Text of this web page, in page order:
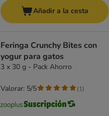
Añadir a la cesta
Feringa Crunchy Bites con
yogur para gatos
3 x 30 g - Pack Ahorro
Valorar: 5/5 (1)